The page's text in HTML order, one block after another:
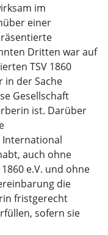
im
einer
Dritten war auf
TSV 1860
in der Sache
Gesellschaft
ist. Darüber
International
auch ohne
e.V. und ohne
die
fristgerecht
sofern sie